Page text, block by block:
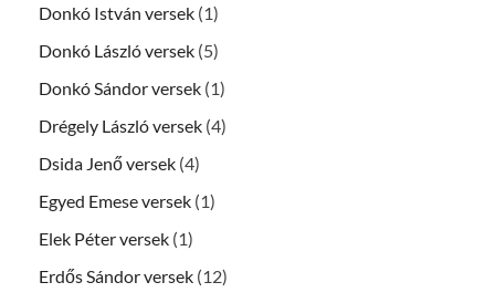
Donkó István versek (1)
Donkó László versek (5)
Donkó Sándor versek (1)
Drégely László versek (4)
Dsida Jenő versek (4)
Egyed Emese versek (1)
Elek Péter versek (1)
Erdős Sándor versek (12)